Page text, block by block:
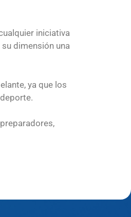
iniciativa
dimensión una
ya que los